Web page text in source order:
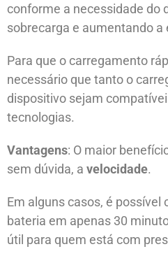
conforme a necessidade do
sobrecarga e aumentando a
Para que o carregamento
necessário que tanto o
dispositivo sejam
tecnologias.
Vantagens: O maior
sem dúvida, a velocidade.
Em alguns casos, é possível
bateria em apenas 30
útil para quem está com